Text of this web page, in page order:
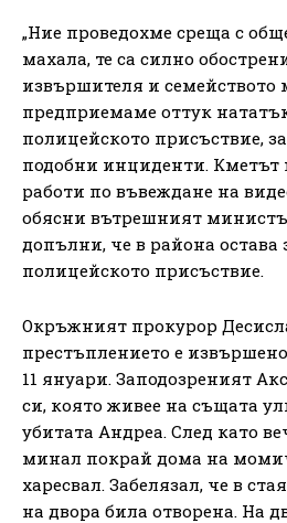
„Ние проведохме среща с
махала, те са силно
извършителя и семейството
предприемаме оттук
полицейското присъствие,
подобни инциденти. Кметът
работи по въвеждане на
обясни вътрешният
допълни, че в района остава
полицейското присъствие.
Окръжният прокурор
престъплението е извършено
11 януари. Заподозреният
си, която живее на същата
убитата Андреа. След като
минал покрай дома на
харесвал. Забелязал, че в
на двора била отворена. На